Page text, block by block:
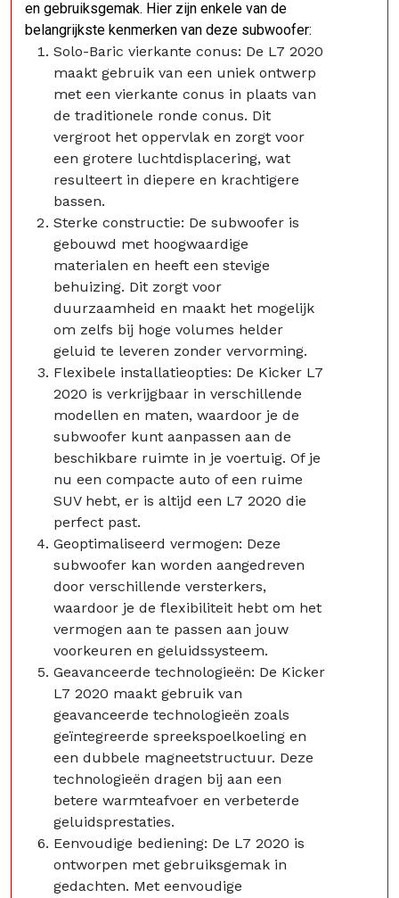
en gebruiksgemak. Hier zijn enkele van de
belangrijkste kenmerken van deze subwoofer:
Solo-Baric vierkante conus: De L7 2020
maakt gebruik van een uniek ontwerp
met een vierkante conus in plaats van
de traditionele ronde conus. Dit
vergroot het oppervlak en zorgt voor
een grotere luchtdisplacering, wat
resulteert in diepere en krachtigere
bassen.
Sterke constructie: De subwoofer is
gebouwd met hoogwaardige
materialen en heeft een stevige
behuizing. Dit zorgt voor
duurzaamheid en maakt het mogelijk
om zelfs bij hoge volumes helder
geluid te leveren zonder vervorming.
Flexibele installatieopties: De Kicker L7
2020 is verkrijgbaar in verschillende
modellen en maten, waardoor je de
subwoofer kunt aanpassen aan de
beschikbare ruimte in je voertuig. Of je
nu een compacte auto of een ruime
SUV hebt, er is altijd een L7 2020 die
perfect past.
Geoptimaliseerd vermogen: Deze
subwoofer kan worden aangedreven
door verschillende versterkers,
waardoor je de flexibiliteit hebt om het
vermogen aan te passen aan jouw
voorkeuren en geluidssysteem.
Geavanceerde technologieën: De Kicker
L7 2020 maakt gebruik van
geavanceerde technologieën zoals
geïntegreerde spreekspoelkoeling en
een dubbele magneetstructuur. Deze
technologieën dragen bij aan een
betere warmteafvoer en verbeterde
geluidsprestaties.
Eenvoudige bediening: De L7 2020 is
ontworpen met gebruiksgemak in
gedachten. Met eenvoudige